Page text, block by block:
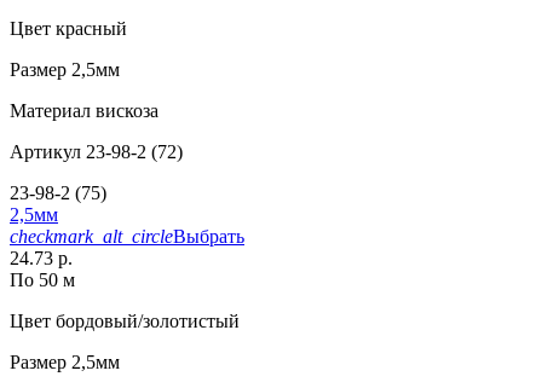
Цвет красный
Размер 2,5мм
Материал вискоза
Артикул 23-98-2 (72)
23-98-2 (75)
2,5мм
checkmark_alt_circleВыбрать
24.73 р.
По 50 м
Цвет бордовый/золотистый
Размер 2,5мм